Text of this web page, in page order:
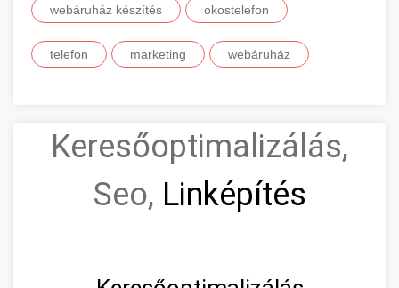
webáruház készítés okostelefon
telefon marketing webáruház
Keresőoptimalizálás,
Seo, Linképítés